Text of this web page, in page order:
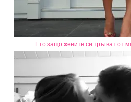
Ето защо жените си тръгват от